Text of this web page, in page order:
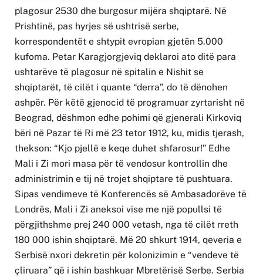
plagosur 2530 dhe burgosur mijëra shqiptarë. Në
Prishtinë, pas hyrjes së ushtrisë serbe,
korrespondentët e shtypit evropian gjetën 5.000
kufoma. Petar Karagjorgjeviq deklaroi ato ditë para
ushtarëve të plagosur në spitalin e Nishit se
shqiptarët, të cilët i quante “derra”, do të dënohen
ashpër. Për këtë gjenocid të programuar zyrtarisht në
Beograd, dëshmon edhe pohimi që gjenerali Kirkoviq
bëri në Pazar të Ri më 23 tetor 1912, ku, midis tjerash,
thekson: “Kjo pjellë e keqe duhet shfarosur!” Edhe
Mali i Zi mori masa për të vendosur kontrollin dhe
administrimin e tij në trojet shqiptare të pushtuara.
Sipas vendimeve të Konferencës së Ambasadorëve të
Londrës, Mali i Zi aneksoi vise me një popullsi të
përgjithshme prej 240 000 vetash, nga të cilët rreth
180 000 ishin shqiptarë. Më 20 shkurt 1914, qeveria e
Serbisë nxori dekretin për kolonizimin e “vendeve të
çliruara” që i ishin bashkuar Mbretërisë Serbe. Serbia